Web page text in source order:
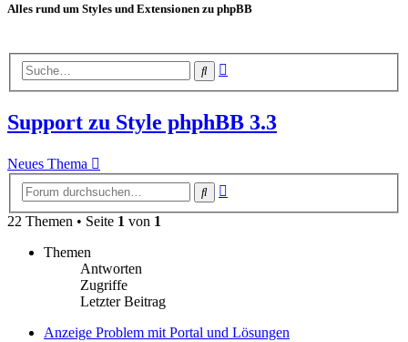
Alles rund um Styles und Extensionen zu phpBB
Suche
Support zu Style phphBB 3.3
Neues Thema
Suche
22 Themen • Seite 1 von 1
Themen
Antworten
Zugriffe
Letzter Beitrag
Anzeige Problem mit Portal und Lösungen